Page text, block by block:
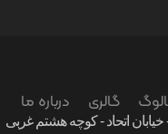
گالری درباره ما
اتحاد - کوچه هشتم غربی